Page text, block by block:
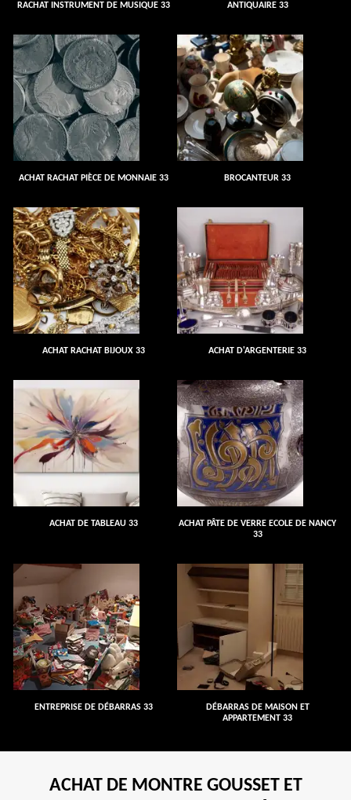
RACHAT INSTRUMENT DE MUSIQUE 33 ANTIQUAIRE 33
ACHAT RACHAT PIÈCE DE MONNAIE 33 BROCANTEUR 33
ACHAT RACHAT BIJOUX 33 ACHAT D'ARGENTERIE 33
ACHAT DE TABLEAU 33
ACHAT PÂTE DE VERRE ECOLE DE NANCY
33
ENTREPRISE DE DÉBARRAS 33
DÉBARRAS DE MAISON ET
APPARTEMENT 33
ACHAT DE MONTRE GOUSSET ET